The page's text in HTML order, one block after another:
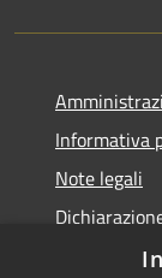
Informativa
Note legali